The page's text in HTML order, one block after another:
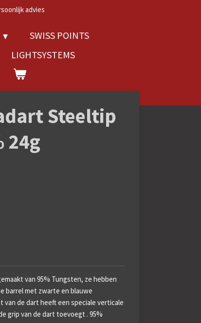
advies
SWISS POINTS
LIGHTSYSTEMS
Steeltip
24g
van 95% Tungsten, ze hebben
barrel met zwarte en blauwe
de dart heeft een speciale verticale
grip van de dart toevoegt . 95%